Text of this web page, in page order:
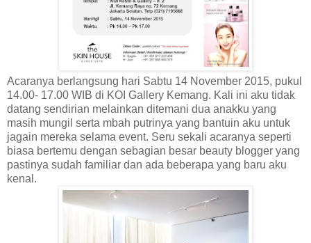
Acaranya berlangsung hari Sabtu 14 November 2015, pukul
14.00- 17.00 WIB di KOI Gallery Kemang. Kali ini aku tidak
datang sendirian melainkan ditemani dua anakku yang
masih mungil serta mbah putrinya yang bantuin aku untuk
jagain mereka selama event. Seru sekali acaranya seperti
biasa bertemu dengan sebagian besar beauty blogger yang
pastinya sudah familiar dan ada beberapa yang baru aku
kenal.